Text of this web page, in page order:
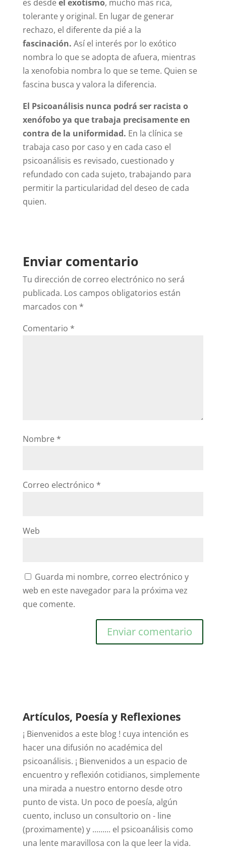
es desdeel exotismo, mucho mas rica,
tolerante y original. En lugar de generar
rechazo, el diferente da pié a la
fascinación. Así el interés por lo exótico
nombra lo que se adopta de afuera, mientras
la xenofobia nombra lo que se teme. Quien se
fascina busca y valora la diferencia.
El Psicoanálisis nunca podrá ser racista o
xenófobo ya que trabaja precisamente en
contra de la uniformidad. En la clínica se
trabaja caso por caso y en cada caso el
psicoanálisis es revisado, cuestionado y
refundado con cada sujeto, trabajando para
permitir la particularidad del deseo de cada
quien.
Enviar comentario
Tu dirección de correo electrónico no será
publicada. Los campos obligatorios están
marcados con *
Comentario *
Nombre *
Correo electrónico *
Web
Guarda mi nombre, correo electrónico y
web en este navegador para la próxima vez
que comente.
Artículos, Poesía y Reflexiones
¡ Bienvenidos a este blog ! cuya intención es
hacer una difusión no académica del
psicoanálisis. ¡ Bienvenidos a un espacio de
encuentro y reflexión cotidianos, simplemente
una mirada a nuestro entorno desde otro
punto de vista. Un poco de poesía, algún
cuento, incluso un consultorio on - line
(proximamente) y ......... el psicoanálisis como
una lente maravillosa con la que leer la vida.